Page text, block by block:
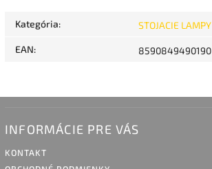
Kategória: STOJACIE LAMPY
EAN: 8590849490190
INFORMÁCIE PRE VÁS
KONTAKT